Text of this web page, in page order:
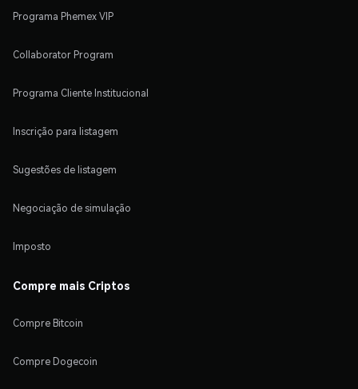
Programa Phemex VIP
Collaborator Program
Programa Cliente Institucional
Inscrição para listagem
Sugestões de listagem
Negociação de simulação
Imposto
Compre mais Criptos
Compre Bitcoin
Compre Dogecoin